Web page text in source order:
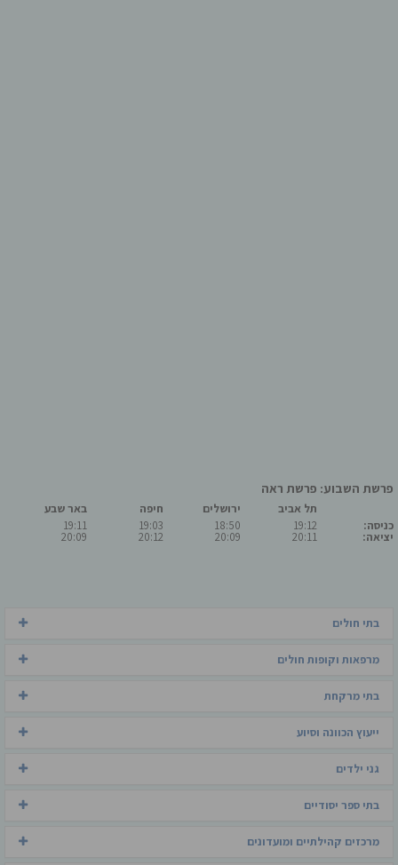
פרשת השבוע: פרשת ראה
כניסה:
יציאה:
תל אביב
19:12
20:11
ירושלים
18:50
20:09
חיפה
19:03
20:12
באר שבע
19:11
20:09
בתי חולים
מרפאות וקופות חולים
בתי מרקחת
ייעוץ הכוונה וסיוע
גני ילדים
בתי ספר יסודיים
מרכזים קהילתיים ומועדונים